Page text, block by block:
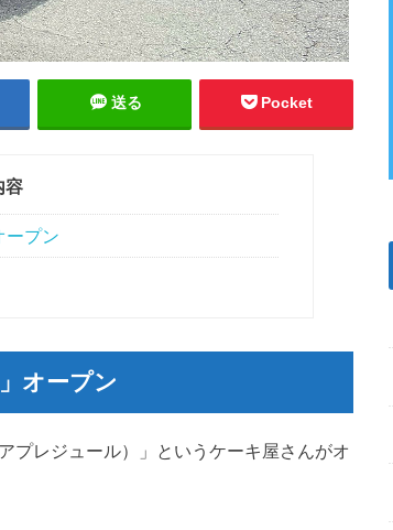
送る Pocket
容
ープン
オープン
プレジュール）」というケーキ屋さんがオ